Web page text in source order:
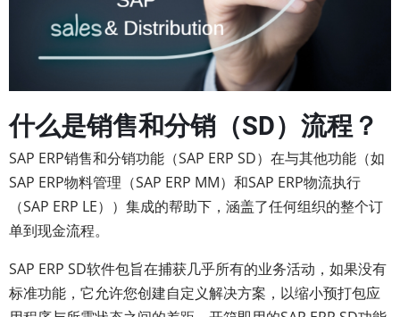
什么是销售和分销（SD）流程？
SAP ERP销售和分销功能（SAP ERP SD）在与其他功能（如
SAP ERP物料管理（SAP ERP MM）和SAP ERP物流执行
（SAP ERP LE））集成的帮助下，涵盖了任何组织的整个订
单到现金流程。
SAP ERP SD软件包旨在捕获几乎所有的业务活动，如果没有
标准功能，它允许您创建自定义解决方案，以缩小预打包应